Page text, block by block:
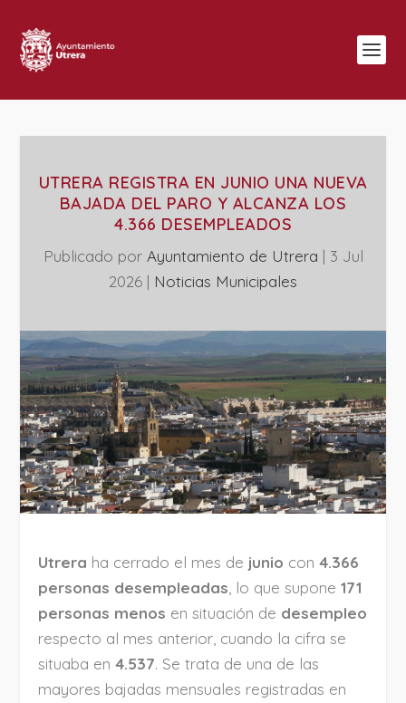
UTRERA REGISTRA EN JUNIO UNA NUEVA
BAJADA DEL PARO Y ALCANZA LOS
4.366 DESEMPLEADOS
Publicado por Ayuntamiento de Utrera | 3 Jul
2026 | ‎Noticias Municipales
Utrera ha cerrado el mes de junio con4.366
personas desempleadas , lo que supone171
personas menos en situación de desempleo
respecto al mes anterior, cuando la cifra se
situaba en4.537. Se trata de una de las
mayores bajadas mensuales registradas en